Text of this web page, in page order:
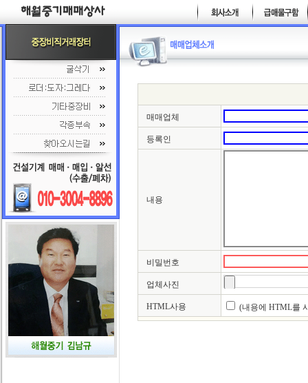
매매업체
등록인
내용
비밀번호
업체사진
HTML사용 (내용에 HTML를